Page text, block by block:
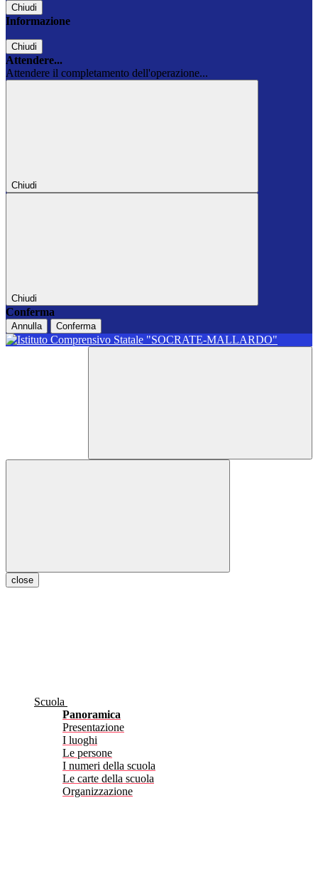
Chiudi
Informazione
Chiudi
Attendere...
Attendere il completamento dell'operazione...
Chiudi
Chiudi
Conferma
Annulla Conferma
close
Scuola
Panoramica
Presentazione
I luoghi
Le persone
I numeri della scuola
Le carte della scuola
Organizzazione